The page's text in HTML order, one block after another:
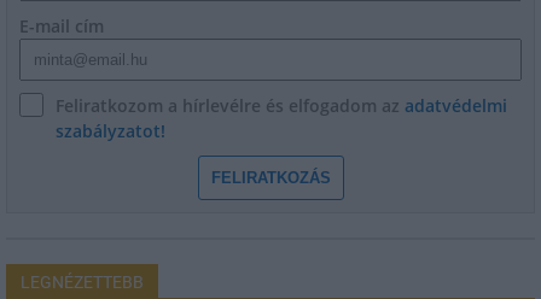
E-mail cím
Feliratkozom a hírlevélre és elfogadom az adatvédelmi
szabályzatot!
FELIRATKOZÁS
LEGNÉZETTEBB